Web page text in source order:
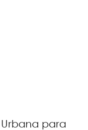
para